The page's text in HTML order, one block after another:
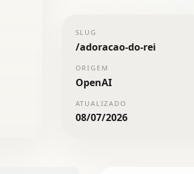
SLUG
/adoracao-do-rei
ORIGEM
OpenAI
ATUALIZADO
08/07/2026